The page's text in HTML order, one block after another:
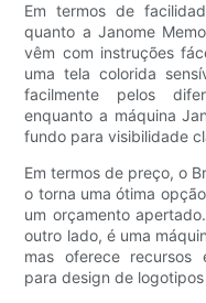
Em termos de
quanto a Janome
vêm com instruções
uma tela colorida
facilmente pelos
enquanto a máquina
fundo para visibilidade
Em termos de preço, o
o torna uma ótima
um orçamento
outro lado, é uma
mas oferece recursos
para design de